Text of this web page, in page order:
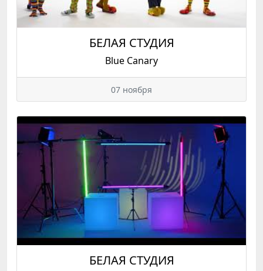
БЕЛАЯ СТУДИЯ
Blue Сanary
07 ноября
БЕЛАЯ СТУДИЯ